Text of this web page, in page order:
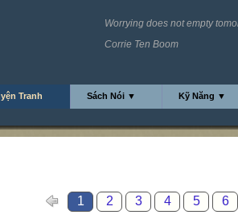
Worrying does not empty
Corrie Ten Boom
Tranh Sách Nói ▼ Kỹ Năng ▼
1 2 3 4 5 6